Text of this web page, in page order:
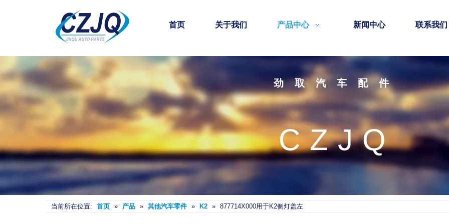
首页 关于我们 产品中心 新闻中心 联系我们
劲取汽车配件
CZJQ
当前所在位置: 首页 » 产品 » 其他汽车零件 » K2 » 877714X000用于K2侧灯盖左